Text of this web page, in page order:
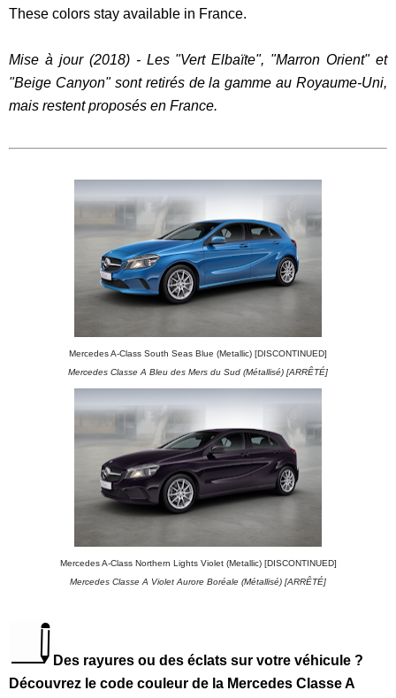
These colors stay available in France.
Mise à jour (2018) - Les "Vert Elbaïte", "Marron Orient" et
"Beige Canyon" sont retirés de la gamme au Royaume-Uni,
mais restent proposés en France.
Mercedes A-Class South Seas Blue (Metallic) [DISCONTINUED]
Mercedes Classe A Bleu des Mers du Sud (Métallisé) [ARRÊTÉ]
Mercedes A-Class Northern Lights Violet (Metallic) [DISCONTINUED]
Mercedes Classe A Violet Aurore Boréale (Métallisé) [ARRÊTÉ]
Des rayures ou des éclats sur votre véhicule ?
Découvrez le code couleur de la Mercedes Classe A